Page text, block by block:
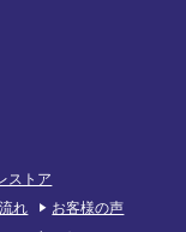
ストア
れ
お客様の声